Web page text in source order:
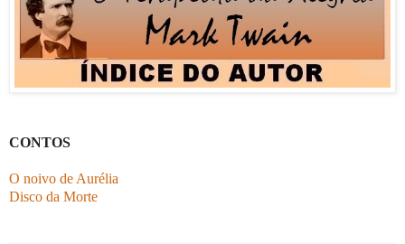
CONTOS
O noivo de Aurélia
Disco da Morte